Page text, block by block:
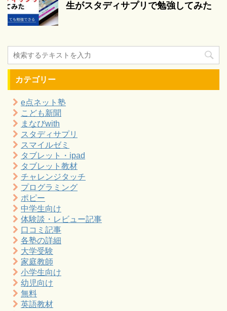
生がスタディサプリで勉強してみた
カテゴリー
e点ネット塾
こども新聞
まなびwith
スタディサプリ
スマイルゼミ
タブレット・ipad
タブレット教材
チャレンジタッチ
プログラミング
ポピー
中学生向け
体験談・レビュー記事
口コミ記事
各塾の詳細
大学受験
家庭教師
小学生向け
幼児向け
無料
英語教材